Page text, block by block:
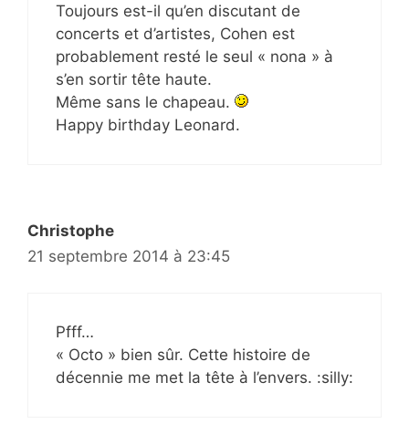
Toujours est-il qu’en discutant de
concerts et d’artistes, Cohen est
probablement resté le seul « nona » à
s’en sortir tête haute.
Même sans le chapeau.
Happy birthday Leonard.
Christophe
21 septembre 2014 à 23:45
Pfff…
« Octo » bien sûr. Cette histoire de
décennie me met la tête à l’envers. :silly: